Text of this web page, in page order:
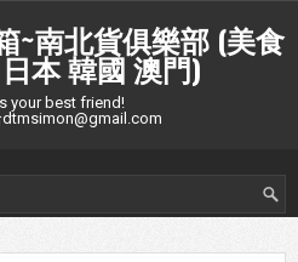
~南北貨俱樂部 (美食
本 韓國 澳門)
your best friend!